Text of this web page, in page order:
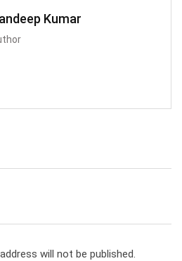
Kumar
will not be published.